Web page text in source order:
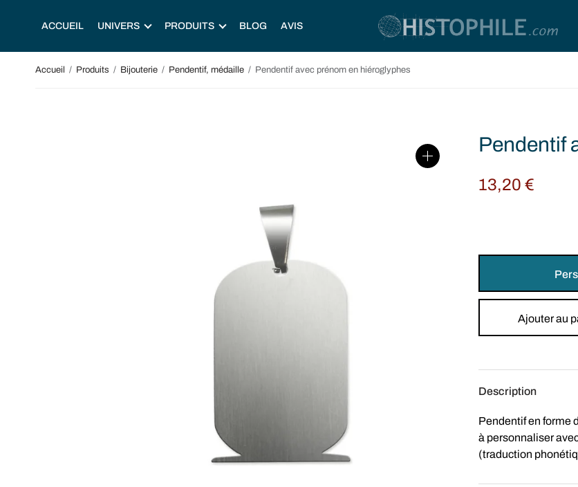
ACCUEIL UNIVERS PRODUITS BLOG AVIS
Accueil / Produits / Bijouterie / Pendentif, médaille / Pendentif avec prénom en hiéroglyphes
Pendentif
13,20€
Ajouter au
Description
Pendentif en forme
à personnaliser
(traduction